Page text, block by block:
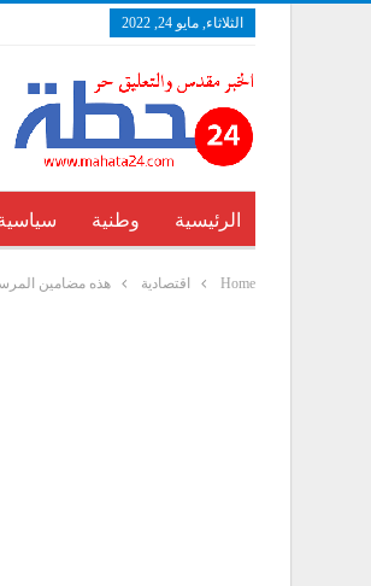
الثلاثاء, مايو 24, 2022
الرئيسية وطنية
Home اقتصادية هذه مضامين